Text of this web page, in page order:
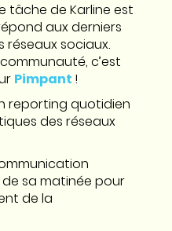
tâche de Karline est
aux derniers
réseaux sociaux.
c’est
Pimpant !
reporting quotidien
des réseaux
sa matinée pour
de la